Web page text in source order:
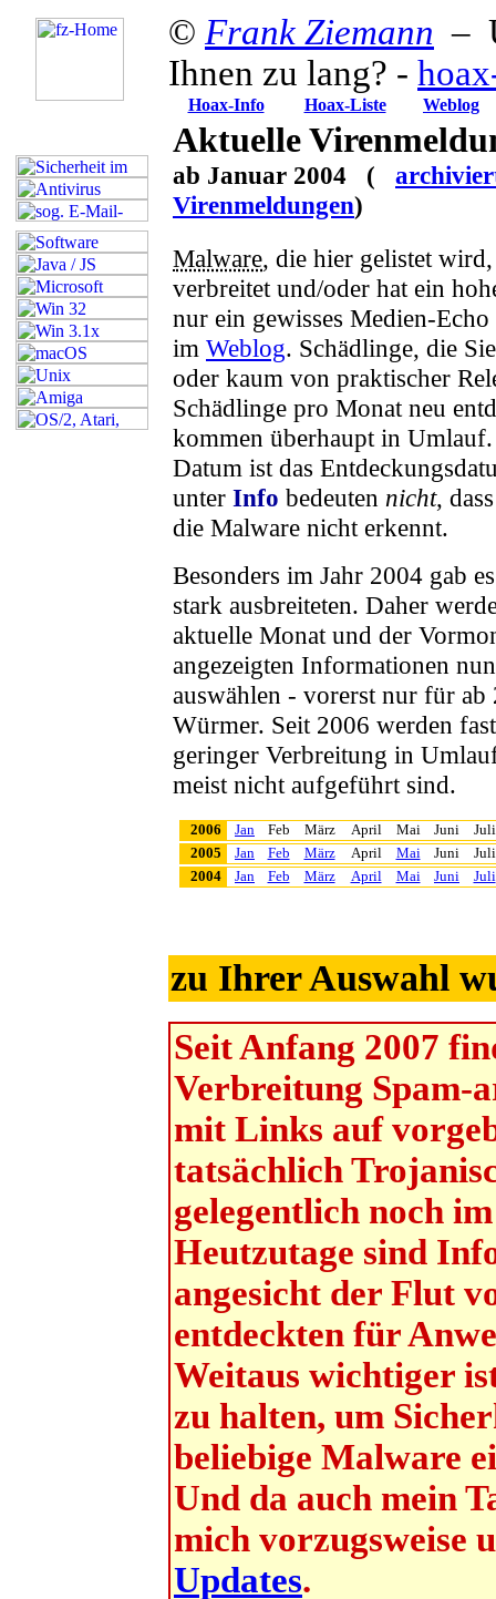
© Frank Ziemann –
Ihnen zu lang? -
Hoax-Info Hoax-Liste Weblog
Aktuelle
ab Januar 2004 (
Virenmeldungen)
Malware, die hier gelistet
verbreitet und/oder hat ein
nur ein gewisses Medien-
im Weblog. Schädlinge, die
oder kaum von praktischer
Schädlinge pro Monat neu
kommen überhaupt in
Datum ist das
unter Info bedeuten nicht,
die Malware nicht erkennt.
Besonders im Jahr 2004 gab
stark ausbreiteten. Daher
aktuelle Monat und der
angezeigten Informationen
auswählen - vorerst nur für ab
Würmer. Seit 2006 werden
geringer Verbreitung in
meist nicht aufgeführt sind.
2006 Jan Feb März April Mai Juni
Juli
2005
Jan Feb März April Mai Juni
Juli
2004
Jan Feb März April Mai Juni Juli
zu Ihrer Auswahl
Seit Anfang 2007
Verbreitung Spam-
mit Links auf
tatsächlich
gelegentlich noch
Heutzutage sind
angesicht der Flut
entdeckten für
Weitaus wichtiger
zu halten, um
beliebige Malware
Und da auch mein
mich vorzugsweise
Updates.